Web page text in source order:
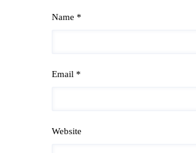
Name *
Email *
Website